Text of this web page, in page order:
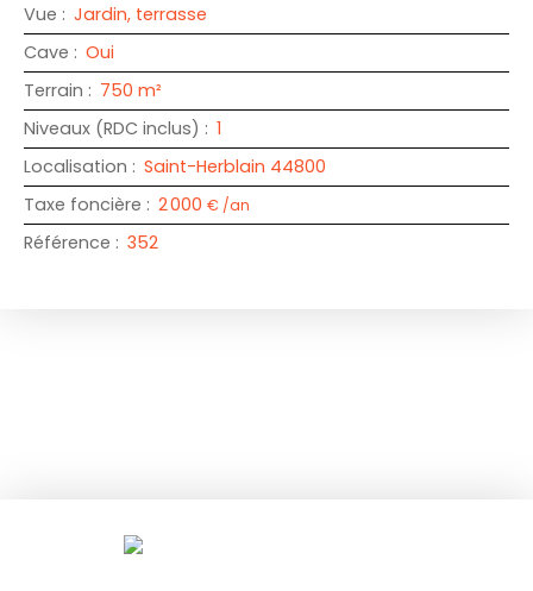
Vue : Jardin, terrasse
Cave : Oui
Terrain : 750 m²
Niveaux (RDC inclus) : 1
Localisation : Saint-Herblain 44800
Taxe foncière : 2 000 € /an
Référence : 352